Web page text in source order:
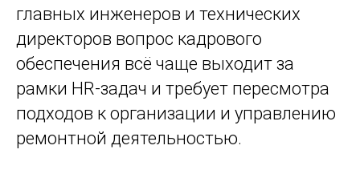
главных инженеров и технических
директоров вопрос кадрового
обеспечения всё чаще выходит за
рамки HR-задач и требует пересмотра
подходов к организации и управлению
ремонтной деятельностью.